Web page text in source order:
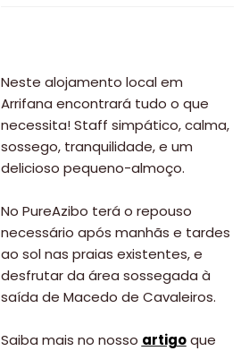
Neste alojamento local em
Arrifana encontrará tudo o que
necessita! Staff simpático, calma,
sossego, tranquilidade, e um
delicioso pequeno-almoço.
No PureAzibo terá o repouso
necessário após manhãs e tardes
ao sol nas praias existentes, e
desfrutar da área sossegada à
saída de Macedo de Cavaleiros.
Saiba mais no nosso artigoque